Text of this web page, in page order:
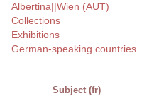
Albertina||Wien (AUT)
Collections
Exhibitions
German-speaking countries
Subject (fr)